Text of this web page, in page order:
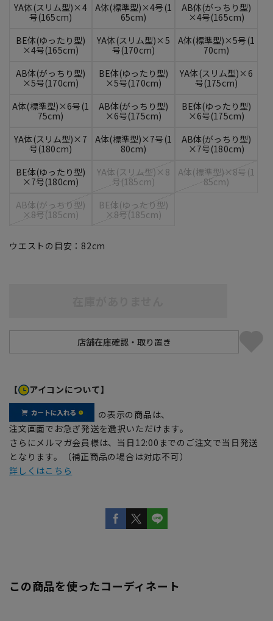
YA体(スリム型)×4
号(165cm)
A体(標準型)×4号(1
65cm)
AB体(がっちり型)
×4号(165cm)
BE体(ゆったり型)
×4号(165cm)
YA体(スリム型)×5
号(170cm)
A体(標準型)×5号(1
70cm)
AB体(がっちり型)
×5号(170cm)
BE体(ゆったり型)
×5号(170cm)
YA体(スリム型)×6
号(175cm)
A体(標準型)×6号(1
75cm)
AB体(がっちり型)
×6号(175cm)
BE体(ゆったり型)
×6号(175cm)
YA体(スリム型)×7
号(180cm)
A体(標準型)×7号(1
80cm)
AB体(がっちり型)
×7号(180cm)
BE体(ゆったり型)
×7号(180cm)
YA体(スリム型)×8
号(185cm)
A体(標準型)×8号(1
85cm)
AB体(がっちり型)
×8号(185cm)
BE体(ゆったり型)
×8号(185cm)
ウエストの目安： 82cm
【 アイコンについて】
の表示の商品は、
注文画面でお急ぎ発送を選択いただけます。
さらにメルマガ会員様は、当日12:00までのご注文で当日発送
となります。（補正商品の場合は対応不可）
詳しくはこちら
この商品を使ったコーディネート